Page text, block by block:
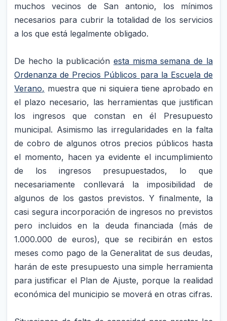
muchos vecinos de San antonio, los mínimos
necesarios para cubrir la totalidad de los servicios
a los que está legalmente obligado.
De hecho la publicación esta misma semana de la
Ordenanza de Precios Públicos para la Escuela de
Verano, muestra que ni siquiera tiene aprobado en
el plazo necesario, las herramientas que justifican
los ingresos que constan en él Presupuesto
municipal. Asimismo las irregularidades en la falta
de cobro de algunos otros precios públicos hasta
el momento, hacen ya evidente el incumplimiento
de los ingresos presupuestados, lo que
necesariamente conllevará la imposibilidad de
algunos de los gastos previstos. Y finalmente, la
casi segura incorporación de ingresos no previstos
pero incluidos en la deuda financiada (más de
1.000.000 de euros), que se recibirán en estos
meses como pago de la Generalitat de sus deudas,
harán de este presupuesto una simple herramienta
para justificar el Plan de Ajuste, porque la realidad
económica del municipio se moverá en otras cifras.